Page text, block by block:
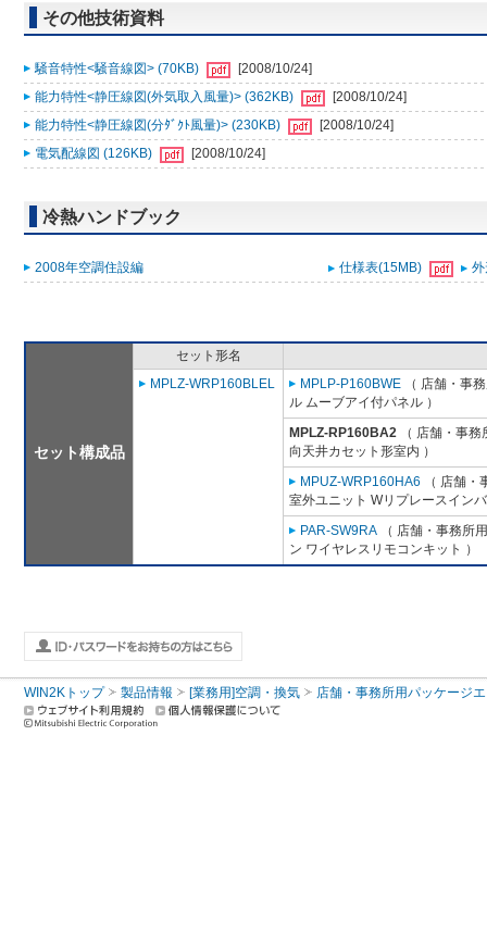
その他技術資料
騒音特性<騒音線図> (70KB)
[2008/10/24]
能力特性<静圧線図(外気取入風量)> (362KB)
[2008/10/24]
能力特性<静圧線図(分ﾀﾞｸﾄ風量)> (230KB)
[2008/10/24]
電気配線図 (126KB)
[2008/10/24]
冷熱ハンドブック
2008年空調住設編 仕様表(15MB)
セット構成品
セット形名
MPLZ-WRP160BLEL
MPLP-P160BWE （ 店舗・事
ル ムーブアイ付パネル ）
MPLZ-RP160BA2 （ 店舗・事
向天井カセット形室内 ）
MPUZ-WRP160HA6 （ 店舗・
室外ユニット Wリプレースイン
PAR-SW9RA （ 店舗・事務所
ン ワイヤレスリモコンキット ）
WIN2Kトップ 製品情報 [業務用]空調・換気 店舗・事務所用パッケージ